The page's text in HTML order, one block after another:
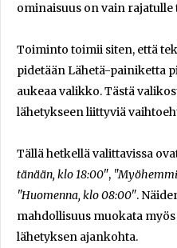
ominaisuus on vain rajatulle
Toiminto toimii siten, että
pidetään Lähetä-painiketta
aukeaa valikko. Tästä
lähetykseen liittyviä
Tällä hetkellä valittavissa
tänään, klo 18:00",
"Huomenna, klo 08:00".
mahdollisuus muokata
lähetyksen ajankohta.